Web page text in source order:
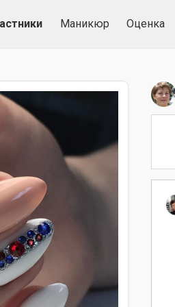
Маникюр Оценка